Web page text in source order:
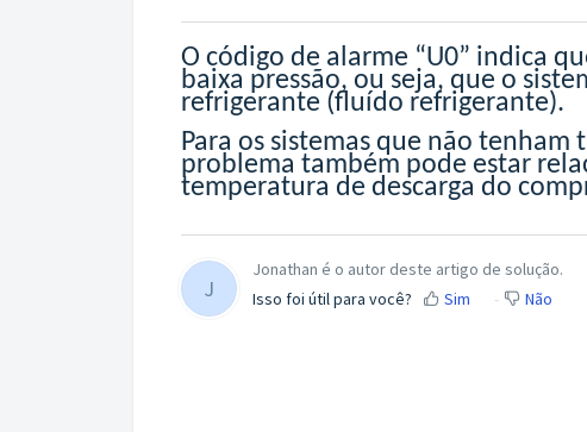
O código de alarme “U0” indica
baixa pressão, ou seja, que o
refrigerante (fluído refrigerante).
Para os sistemas que não tenham
problema também pode estar
temperatura de descarga do
J
Jonathan é o autor deste artigo de solução.
Isso foi útil para você?
Sim Não